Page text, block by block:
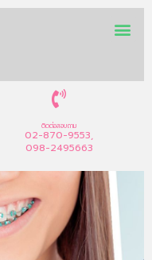
ติดต่อสอบถาม
02-870-9553,
098-2495663